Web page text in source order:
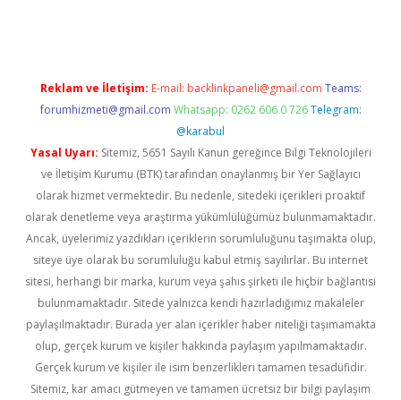
Reklam ve İletişim: E-mail: backlinkpaneli@gmail.com Teams:
forumhizmeti@gmail.com Whatsapp: 0262 606 0 726 Telegram:
@karabul
Yasal Uyarı: Sitemiz, 5651 Sayılı Kanun gereğince Bilgi Teknolojileri
ve İletişim Kurumu (BTK) tarafından onaylanmış bir Yer Sağlayıcı
olarak hizmet vermektedir. Bu nedenle, sitedeki içerikleri proaktif
olarak denetleme veya araştırma yükümlülüğümüz bulunmamaktadır.
Ancak, üyelerimiz yazdıkları içeriklerin sorumluluğunu taşımakta olup,
siteye üye olarak bu sorumluluğu kabul etmiş sayılırlar. Bu internet
sitesi, herhangi bir marka, kurum veya şahıs şirketi ile hiçbir bağlantısı
bulunmamaktadır. Sitede yalnızca kendi hazırladığımız makaleler
paylaşılmaktadır. Burada yer alan içerikler haber niteliği taşımamakta
olup, gerçek kurum ve kişiler hakkında paylaşım yapılmamaktadır.
Gerçek kurum ve kişiler ile isim benzerlikleri tamamen tesadüfidir.
Sitemiz, kar amacı gütmeyen ve tamamen ücretsiz bir bilgi paylaşım